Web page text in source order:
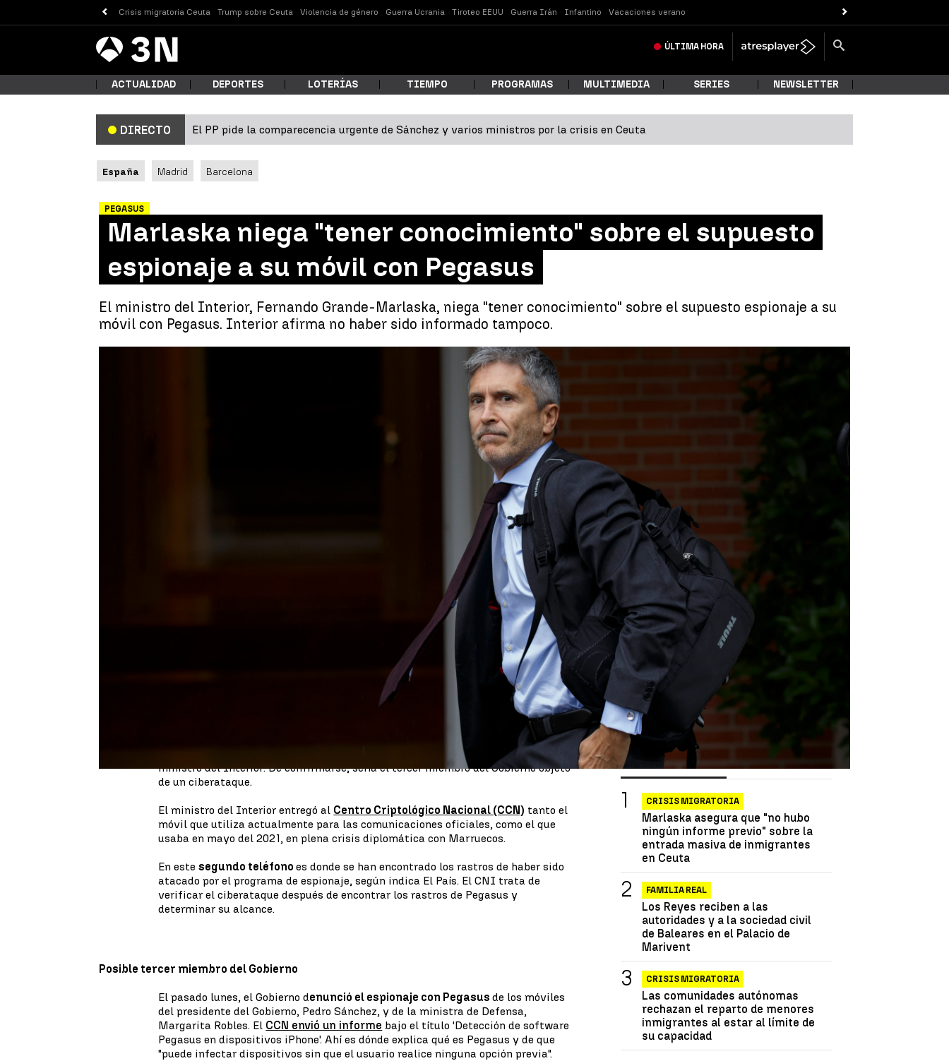
Crisis migratoria Ceuta Trump sobre Ceuta Violencia de género Guerra Ucrania Tiroteo EEUU Guerra Irán Infantino Vacaciones verano
Antena
3 Noticias ÚLTIMA HORA
ACTUALIDAD DEPORTES LOTERÍAS TIEMPO PROGRAMAS MULTIMEDIA SERIES NEWSLETTER
DIRECTO El PP pide la comparecencia urgente de Sánchez y varios ministros por la crisis en Ceuta
España Madrid Barcelona
PEGASUS
Marlaska niega "tener conocimiento" sobre el supuesto
espionaje a su móvil con Pegasus
El ministro del Interior, Fernando Grande-Marlaska, niega "tener conocimiento" sobre el supuesto espionaje a su
móvil con Pegasus. Interior afirma no haber sido informado tampoco.
Marlaska niega "tener conocimiento" sobre el supuesto espionaje a su móvil con Pegasus |
WhatsappFacebook
X Linkedin
Fernando Grande-Marlaska , ha asegurado"no tener
sobre un supuesto ataque informático con Pegasus a su móvil.
"No tengo conocimiento, no voy a hacer ningún comentario", ha manifestado.
El propio Ministerio también indica no haber recibido alguna comunicación sobre
el supuesto ataque. Tampoco dice tener "resultado" del rastreo realizado por el
en el teléfono móvil del
ministro del Interior. De confirmarse, sería el tercer miembro del Gobierno objeto
de un ciberataque.
El ministro del Interior entregó al Centro Criptológico Nacional (CCN) tanto el
móvil que utiliza actualmente para las comunicaciones oficiales, como el que
usaba en mayo del 2021, en plena crisis diplomática con Marruecos.
En estesegundo teléfonoes donde se han encontrado los rastros de haber sido
atacado por el programa de espionaje, según indica El País. El CNI trata de
verificar el ciberataque después de encontrar los rastros de Pegasus y
determinar su alcance.
Posible tercer miembro del Gobierno
El pasado lunes, el Gobierno denunció el espionaje con Pegasusde los móviles
del presidente del Gobierno, Pedro Sánchez, y de la ministra de Defensa,
Margarita Robles. El CCN envió un informe bajo el título 'Detección de software
Pegasus en dispositivos iPhone'. Ahí es dónde explica qué es Pegasus y de que
"puede infectar dispositivos sin que el usuario realice ninguna opción previa".
Las más vistas Lo último
CRISIS MIGRATORIA
Marlaska asegura que "no hubo
ningún informe previo" sobre la
entrada masiva de inmigrantes
en Ceuta
FAMILIA REAL
Los Reyes reciben a las
autoridades y a la sociedad civil
de Baleares en el Palacio de
Marivent
CRISIS MIGRATORIA
Las comunidades autónomas
rechazan el reparto de menores
inmigrantes al estar al límite de
su capacidad